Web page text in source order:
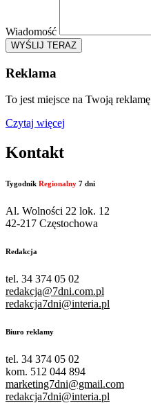
Wiadomość
WYŚLIJ TERAZ
Reklama
To jest miejsce na Twoją reklamę
Czytaj więcej
Kontakt
Tygodnik Regionalny 7 dni
Al. Wolności 22 lok. 12
42-217 Częstochowa
Redakcja
tel. 34 374 05 02
redakcja@7dni.com.pl
redakcja7dni@interia.pl
Biuro reklamy
tel. 34 374 05 02
kom. 512 044 894
marketing7dni@gmail.com
redakcja7dni@interia.pl